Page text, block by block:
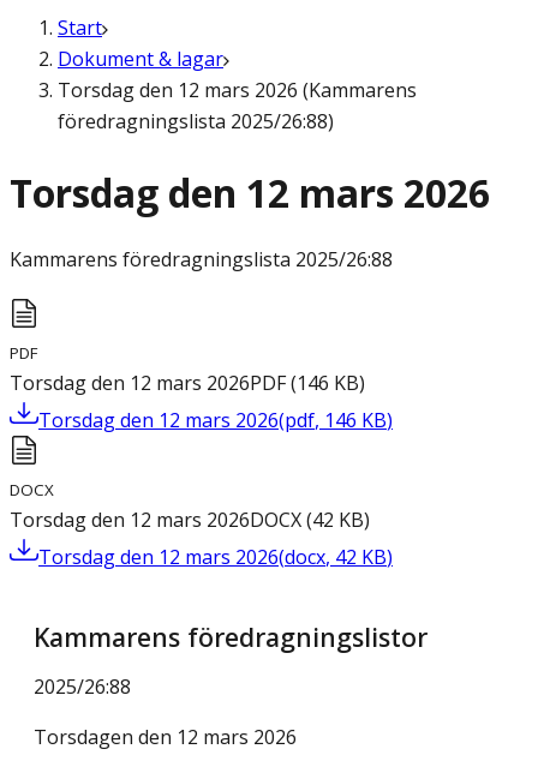
Start
Dokument & lagar
Torsdag den 12 mars 2026 (Kammarens
föredragningslista 2025/26:88)
Torsdag den 12 mars 2026
Kammarens föredragningslista 2025/26:88
PDF
Torsdag den 12 mars 2026PDF(146 KB)
Torsdag den 12 mars 2026(pdf, 146 KB)
DOCX
Torsdag den 12 mars 2026DOCX(42 KB)
Torsdag den 12 mars 2026(docx, 42 KB)
Kammarens föredragningslistor
2025/26:88
Torsdagen den 12 mars 2026